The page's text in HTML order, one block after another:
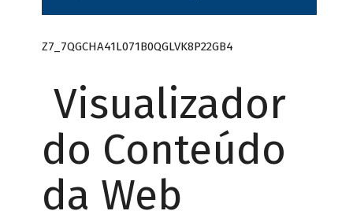
Z7_7QGCHA41L071B0QGLVK8P22GB4
Visualizador
do Conteúdo
da Web